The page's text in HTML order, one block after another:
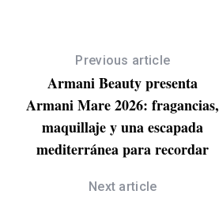
Previous article
Armani Beauty presenta
Armani Mare 2026: fragancias,
maquillaje y una escapada
mediterránea para recordar
Next article